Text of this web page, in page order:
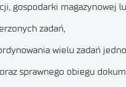
gospodarki magazynowej
zadań,
wielu zadań
sprawnego obiegu